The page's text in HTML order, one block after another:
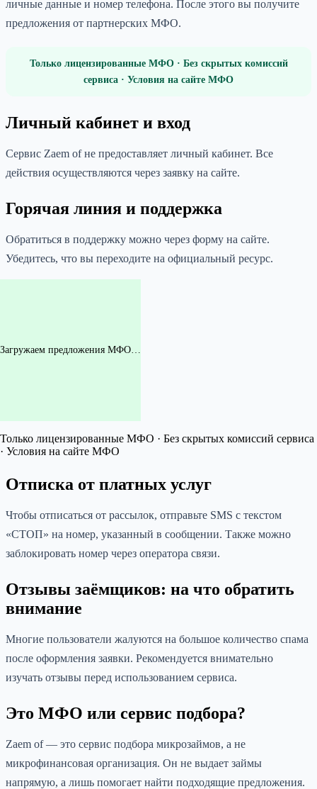
личные данные и номер телефона. После этого вы получите
предложения от партнерских МФО.
Только лицензированные МФО · Без скрытых комиссий
сервиса · Условия на сайте МФО
Личный кабинет и вход
Сервис Zaem of не предоставляет личный кабинет. Все
действия осуществляются через заявку на сайте.
Горячая линия и поддержка
Обратиться в поддержку можно через форму на сайте.
Убедитесь, что вы переходите на официальный ресурс.
Загружаем предложения МФО…
Только лицензированные МФО · Без скрытых комиссий сервиса
· Условия на сайте МФО
Отписка от платных услуг
Чтобы отписаться от рассылок, отправьте SMS с текстом
«СТОП» на номер, указанный в сообщении. Также можно
заблокировать номер через оператора связи.
Отзывы заёмщиков: на что обратить
внимание
Многие пользователи жалуются на большое количество спама
после оформления заявки. Рекомендуется внимательно
изучать отзывы перед использованием сервиса.
Это МФО или сервис подбора?
Zaem of — это сервис подбора микрозаймов, а не
микрофинансовая организация. Он не выдает займы
напрямую, а лишь помогает найти подходящие предложения.